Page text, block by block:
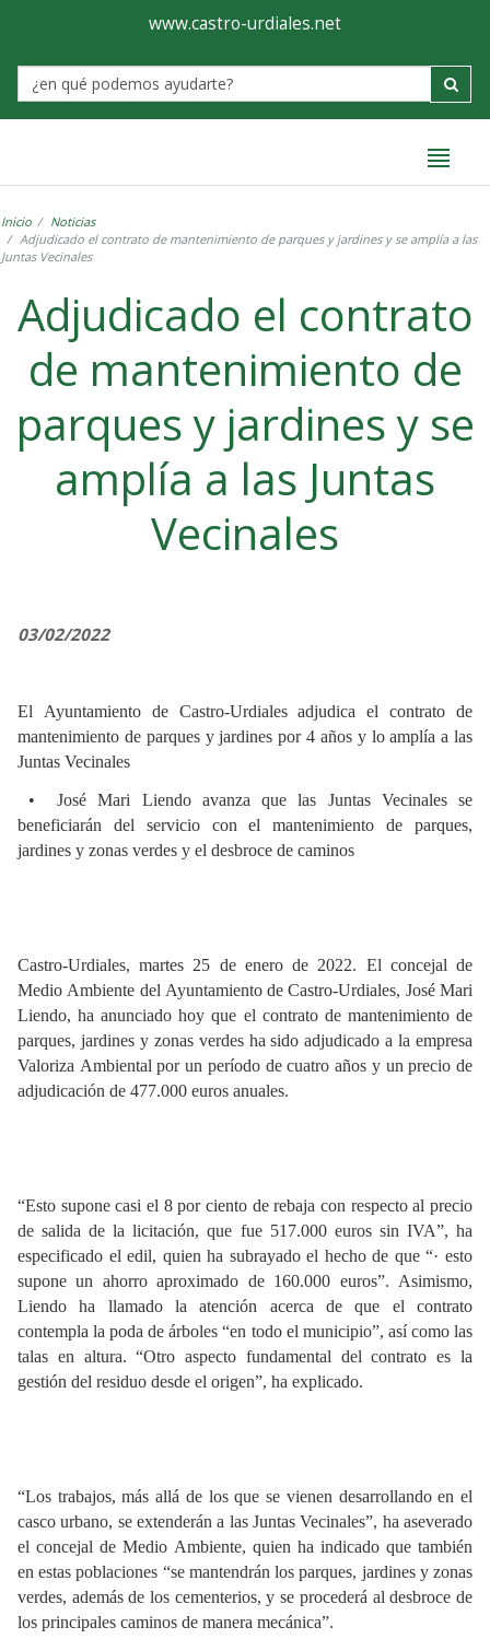
Ayuntamiento
de
Castro-
www.castro-urdiales.net
Label
Inicio
Noticias
Adjudicado el contrato de mantenimiento de parques y jardines y se amplía a las
Juntas Vecinales
Adjudicado el contrato
de mantenimiento de
parques y jardines y se
amplía a las Juntas
Vecinales
03/02/2022
El Ayuntamiento de Castro-Urdiales adjudica el contrato de
mantenimiento de parques y jardines por 4 años y lo amplía a las
Juntas Vecinales
•
José Mari Liendo avanza que las Juntas Vecinales se
beneficiarán del servicio con el mantenimiento de parques,
jardines y zonas verdes y el desbroce de caminos
Castro-Urdiales, martes 25 de enero de 2022. El concejal de
Medio Ambiente del Ayuntamiento de Castro-Urdiales, José Mari
Liendo, ha anunciado hoy que el contrato de mantenimiento de
parques, jardines y zonas verdes ha sido adjudicado a la empresa
Valoriza Ambiental por un período de cuatro años y un precio de
adjudicación de 477.000 euros anuales.
“Esto supone casi el 8 por ciento de rebaja con respecto al precio
de salida de la licitación, que fue 517.000 euros sin IVA”, ha
especificado el edil, quien ha subrayado el hecho de que “· esto
supone un ahorro aproximado de 160.000 euros”. Asimismo,
Liendo ha llamado la atención acerca de que el contrato
contempla la poda de árboles “en todo el municipio”, así como las
talas en altura. “Otro aspecto fundamental del contrato es la
gestión del residuo desde el origen”, ha explicado.
“Los trabajos, más allá de los que se vienen desarrollando en el
casco urbano, se extenderán a las Juntas Vecinales”, ha aseverado
el concejal de Medio Ambiente, quien ha indicado que también
en estas poblaciones “se mantendrán los parques, jardines y zonas
verdes, además de los cementerios, y se procederá al desbroce de
los principales caminos de manera mecánica”.